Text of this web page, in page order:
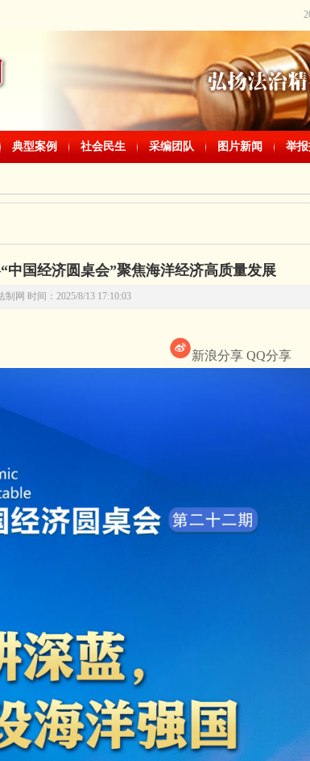
典型案例 社会民生 采编团队 图片新闻 举
国经济圆桌会”聚焦海洋经济高质量发展
网 时间：2025/8/13 17:10:03
新浪分享 QQ分享